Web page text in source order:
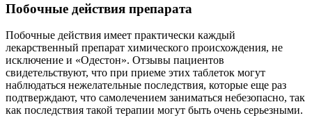
Побочные действия препарата
Побочные действия имеет практически каждый
лекарственный препарат химического происхождения, не
исключение и «Одестон». Отзывы пациентов
свидетельствуют, что при приеме этих таблеток могут
наблюдаться нежелательные последствия, которые еще раз
подтверждают, что самолечением заниматься небезопасно, так
как последствия такой терапии могут быть очень серьезными.